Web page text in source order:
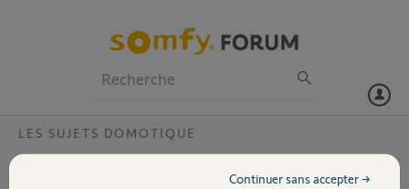
Volet
LES SUJETS DOMOTIQUE
Configuration initiale kit de connectivité
Continuer sans accepter →